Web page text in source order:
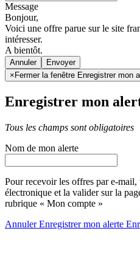
Message
Bonjour,
Voici une offre parue sur le site
intéresser.
A bientôt.
Annuler
× Fermer la fenêtre Enregistrer mon
Enregistrer mon
Tous les champs sont obligatoires
Nom de mon alerte
Pour recevoir les offres par e-mail,
électronique et la valider sur la
rubrique « Mon compte »
AnnulerEnregistrer mon alerte